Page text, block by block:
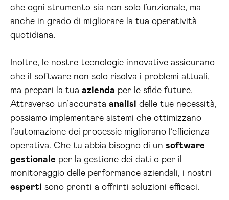
che ogni strumento sia non solo funzionale, ma
anche in grado di migliorare la tua operatività
quotidiana.
Inoltre, le nostre tecnologie innovative assicurano
che il software non solo risolva i problemi attuali,
ma prepari la tua azienda per le sfide future.
Attraverso un’accurata analisi delle tue necessità,
possiamo implementare sistemi che ottimizzano
l’automazione dei processie migliorano l’efficienza
operativa. Che tu abbia bisogno di un software
gestionale per la gestione dei dati o per il
monitoraggio delle performance aziendali, i nostri
esperti sono pronti a offrirti soluzioni efficaci.